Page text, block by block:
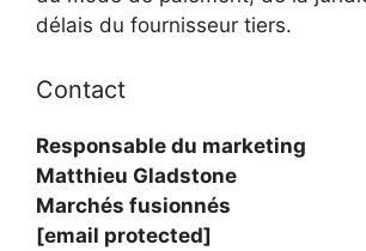
délais du fournisseur tiers.
Contact
Responsable du marketing
Matthieu Gladstone
Marchés fusionnés
[email protected]